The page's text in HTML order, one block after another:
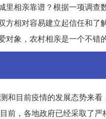
相亲靠谱？根据一项调查
相对容易建立起信任和了
象，农村相亲是一个不错的
和目前疫情的发展态势来看
前，各地政府已经采取了严